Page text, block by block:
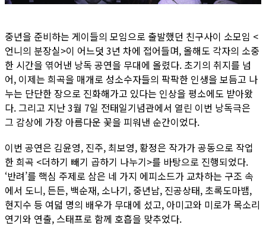
중년을 준비하는 게이들의 모임으로 출발했던 친구사이 소모임 <
언니의 분장실>이 어느덧 3년 차에 접어들며, 올해도 각자의 소중
한 시간을 엮어낸 낭독 공연을 무대에 올렸다. 초기의 취지를 넘
어, 이제는 희곡을 매개로 성소수자들의 팍팍한 인생을 보듬고 나
누는 단단한 장으로 진화해가고 있다는 인상을 평소에도 받아왔
다. 그리고 지난 3월 7일 전태일기념관에서 열린 이번 낭독극은
그 감상에 가장 아름다운 꽃을 피워낸 순간이었다.
이번 공연은 김윤영, 진주, 최보영, 황정은 작가가 공동으로 작업
한 희곡 <더하기 빼기 곱하기 나누기>를 바탕으로 진행되었다.
‘반려’를 핵심 주제로 삼은 네 가지 에피소드가 교차하는 구조 속
에서 도니, 든든, 백순재, 소나기, 중년남, 진공상태, 초록도마뱀,
현지수 등 여덟 명의 배우가 무대에 섰고, 아미고와 미로가 목소리
연기와 연출, 스태프로 함께 호흡을 맞추었다.